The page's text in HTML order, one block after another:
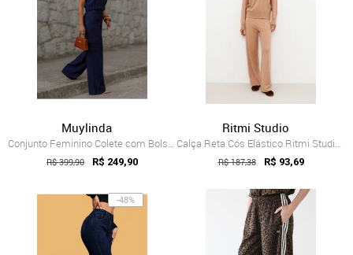
Muylinda
Conjunto Feminino Colete com Bolsos botõ...
R$ 399,90 R$ 249,90
Ritmi Studio
Calça Reta Cós Elástico Ritmi Studio Bege
R$ 187,38 R$ 93,69
-48%